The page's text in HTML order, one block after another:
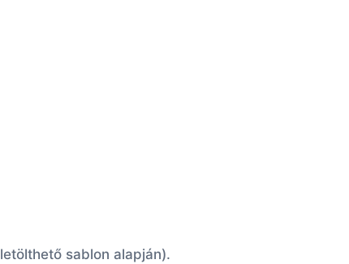
letölthető sablon alapján).